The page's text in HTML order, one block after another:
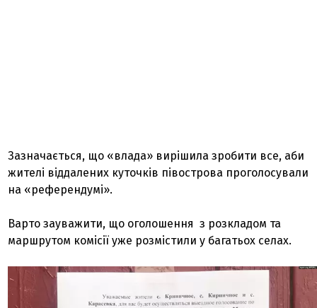
Зазначається, що «влада» вирішила зробити все, аби
жителі віддалених куточків півострова проголосували
на «референдумі».
Варто зауважити, що оголошення з розкладом та
маршрутом комісії уже розмістили у багатьох селах.